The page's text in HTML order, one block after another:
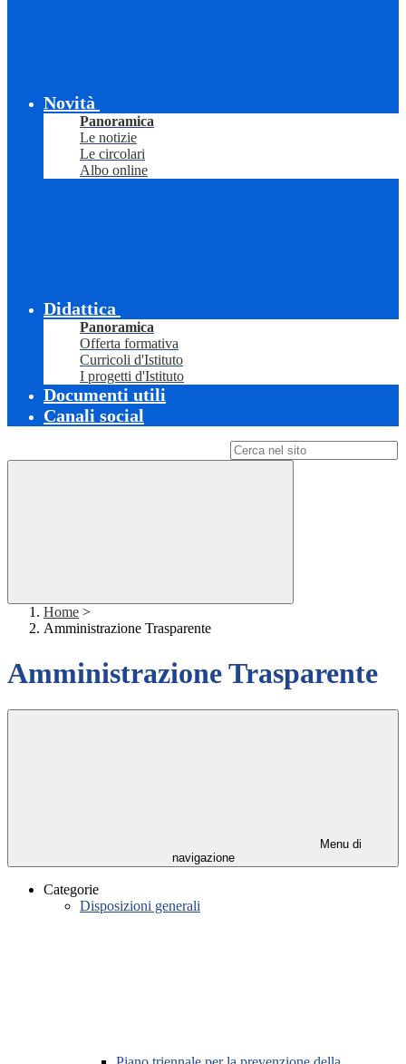
Novità
Panoramica
Le notizie
Le circolari
Albo online
Didattica
Panoramica
Offerta formativa
Curricoli d'Istituto
I progetti d'Istituto
Documenti utili
Canali social
Home >
Amministrazione Trasparente
Amministrazione Trasparente
Menu di
navigazione
Categorie
Disposizioni generali